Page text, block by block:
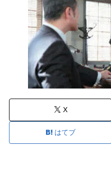
X
はてブ